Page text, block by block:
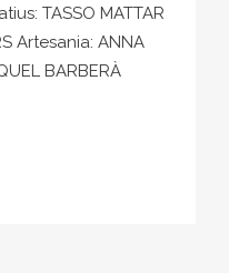
TASSO MATTAR
Artesania: ANNA
BARBERÀ